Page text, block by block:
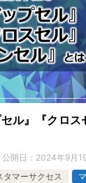
ル』『クロス
公開日： 2024年9月
タマーサクセス